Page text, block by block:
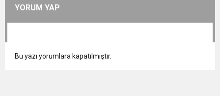
YORUM YAP
Bu yazı yorumlara kapatılmıştır.